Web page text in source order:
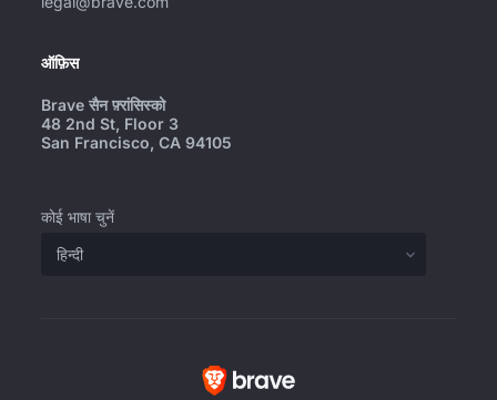
ऑफ़िस
Brave सैन फ़्रांसिस्को
48 2nd St, Floor 3
San Francisco, CA 94105
कोई भाषा चुनें